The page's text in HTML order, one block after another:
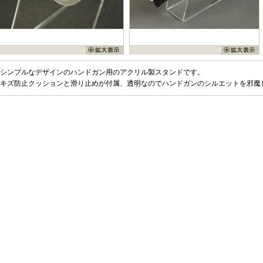
シンプルなデザインのハンドガン用のアクリル製スタンドです。
キズ防止クッションと滑り止めが付属、透明なのでハンドガンのシルエットを邪魔